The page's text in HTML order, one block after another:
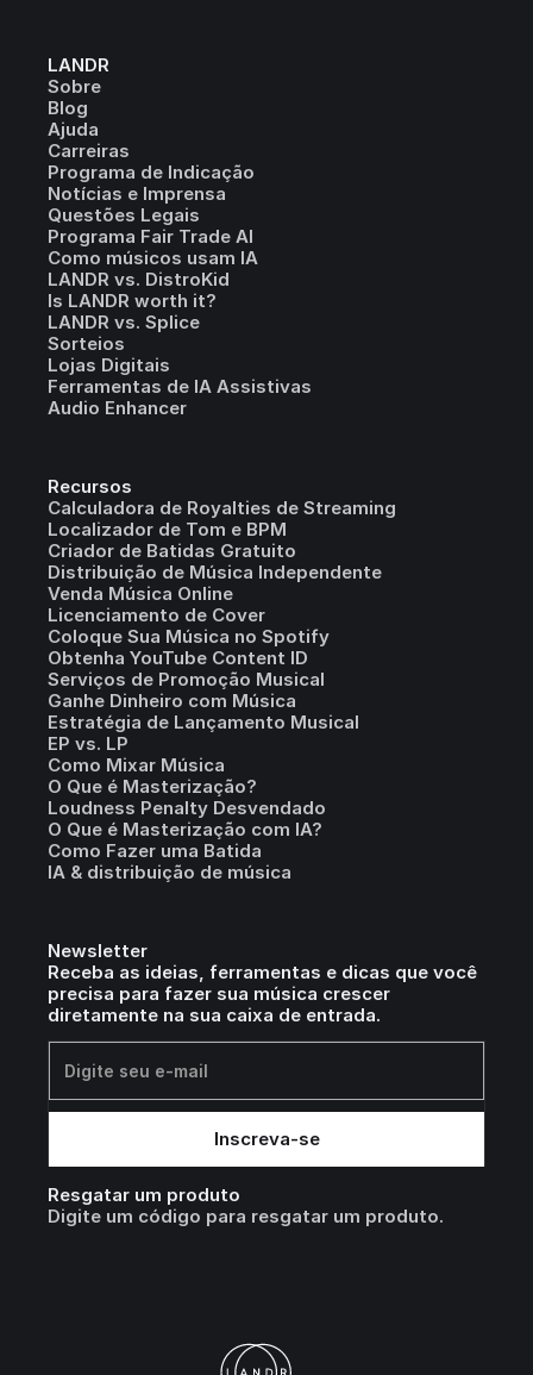
LANDR
Sobre
Blog
Ajuda
Carreiras
Programa de Indicação
Notícias e Imprensa
Questões Legais
Programa Fair Trade AI
Como músicos usam IA
LANDR vs. DistroKid
Is LANDR worth it?
LANDR vs. Splice
Sorteios
Lojas Digitais
Ferramentas de IA Assistivas
Audio Enhancer
Recursos
Calculadora de Royalties de Streaming
Localizador de Tom e BPM
Criador de Batidas Gratuito
Distribuição de Música Independente
Venda Música Online
Licenciamento de Cover
Coloque Sua Música no Spotify
Obtenha YouTube Content ID
Serviços de Promoção Musical
Ganhe Dinheiro com Música
Estratégia de Lançamento Musical
EP vs. LP
Como Mixar Música
O Que é Masterização?
Loudness Penalty Desvendado
O Que é Masterização com IA?
Como Fazer uma Batida
IA & distribuição de música
Newsletter
Receba as ideias, ferramentas e dicas que você
precisa para fazer sua música crescer
diretamente na sua caixa de entrada.
Resgatar um produto
Digite um código para resgatar um produto.